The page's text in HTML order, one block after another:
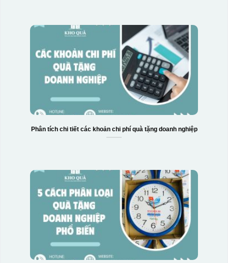
Không thể tẩy xoá
được nếu in sai,
hoặc rất khó khắn
về tẩy xoá
Khó khăn trong việc
in 1 số màu: Màu
hồng cánh sen,
Màu tím
Khó khăn trong việc
in chuyển màu (dễ
trong việc in đơn
Thông tin, hình ảnh in
trên chất liệu decal
đẹp, sắc nét, không
bị lem
phong phú, dễ dàng
phù hợp với nhu cầu.
Dán được lên nhiều
bề mặt, phẳng và
cong
Hộp xi lót lụa
Hộp xi ấm chén
Phân tích chi tiết các khoản chi phí quà tặng doanh nghiệp